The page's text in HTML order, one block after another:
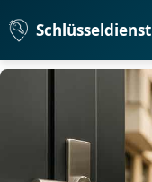
Schlüsseldienst